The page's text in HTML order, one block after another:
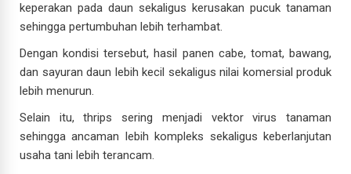
keperakan pada daun sekaligus kerusakan pucuk tanaman
sehingga pertumbuhan lebih terhambat.
Dengan kondisi tersebut, hasil panen cabe, tomat, bawang,
dan sayuran daun lebih kecil sekaligus nilai komersial produk
lebih menurun.
Selain itu, thrips sering menjadi vektor virus tanaman
sehingga ancaman lebih kompleks sekaligus keberlanjutan
usaha tani lebih terancam.